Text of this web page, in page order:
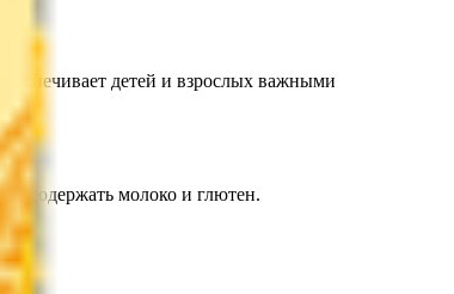
детей и взрослых важными
содержать молоко и глютен.